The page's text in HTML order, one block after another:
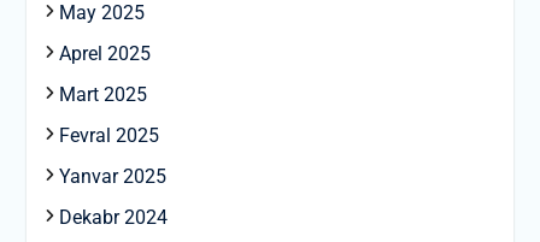
May 2025
Aprel 2025
Mart 2025
Fevral 2025
Yanvar 2025
Dekabr 2024